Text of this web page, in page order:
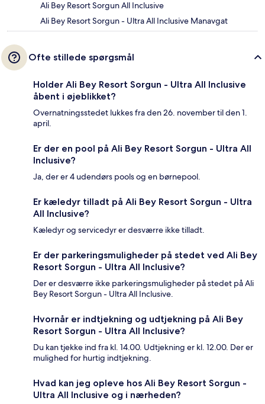
Ali Bey Resort Sorgun All Inclusive
Ali Bey Resort Sorgun - Ultra All Inclusive Manavgat
Ofte stillede spørgsmål
Holder Ali Bey Resort Sorgun - Ultra All Inclusive
åbent i øjeblikket?
Overnatningsstedet lukkes fra den 26. november til den 1.
april.
Er der en pool på Ali Bey Resort Sorgun - Ultra All
Inclusive?
Ja, der er 4 udendørs pools og en børnepool.
Er kæledyr tilladt på Ali Bey Resort Sorgun - Ultra
All Inclusive?
Kæledyr og servicedyr er desværre ikke tilladt.
Er der parkeringsmuligheder på stedet ved Ali Bey
Resort Sorgun - Ultra All Inclusive?
Der er desværre ikke parkeringsmuligheder på stedet på Ali
Bey Resort Sorgun - Ultra All Inclusive.
Hvornår er indtjekning og udtjekning på Ali Bey
Resort Sorgun - Ultra All Inclusive?
Du kan tjekke ind fra kl. 14.00. Udtjekning er kl. 12.00. Der er
mulighed for hurtig indtjekning.
Hvad kan jeg opleve hos Ali Bey Resort Sorgun -
Ultra All Inclusive og i nærheden?